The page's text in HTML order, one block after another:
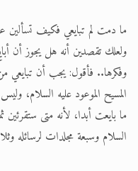
ما دمت لم تبايعي فكيف تسألين
ولعلك تقصدين أنه هل يجوز أن
وفكرها.. فأقول: يجب أن تبايعي
المسيح الموعود عليه السلام،
ما بايعت أبدا، لأنه متى ستقرئين
السلام وسبعة مجلدات لرسائله